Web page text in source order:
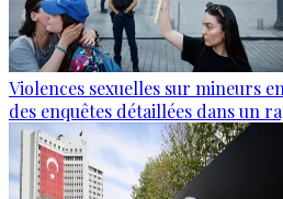
Violences sexuelles sur mineurs
des enquêtes détaillées dans un